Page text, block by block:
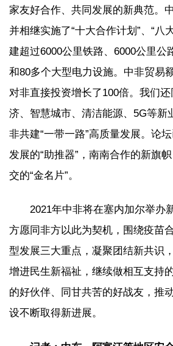
家友好合作、共同发展的新典范。
并相继实施了“十大合作计划”、“八
建超过6000公里铁路、6000公里公
和80多个大型电力设施。中非贸易
对非直接投资增长了100倍。我们
济、智慧城市、清洁能源、5G等新
非共建“一带一路”高质量发展。论
发展的“助推器”，南南合作的新旗
交的“金名片”。
2021年中非将在塞内加尔举办
方愿同非方以此为契机，围绕疫苗
型发展三大重点，凝聚团结新共识
增进民生新福祉，继续做相互支持
的好伙伴、同甘共苦的好战友，推
设不断取得新进展。